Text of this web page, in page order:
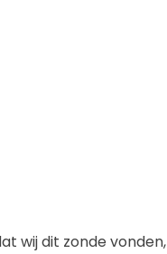
wij dit zonde vonden,